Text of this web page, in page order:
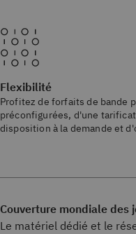
Flexibilité
Profitez de forfaits de bande
préconfigurées, d'une
disposition à la demande et
Couverture mondiale des
Le matériel dédié et le